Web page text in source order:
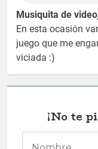
Musiquita de
En esta ocasión
juego que me
viciada :)
¡No te